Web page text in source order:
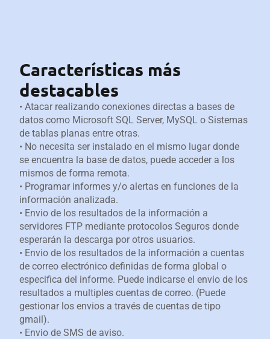
Características más
destacables
• Atacar realizando conexiones directas a bases de
datos como Microsoft SQL Server, MySQL o Sistemas
de tablas planas entre otras.
• No necesita ser instalado en el mismo lugar donde
se encuentra la base de datos, puede acceder a los
mismos de forma remota.
• Programar informes y/o alertas en funciones de la
información analizada.
• Envio de los resultados de la información a
servidores FTP mediante protocolos Seguros donde
esperarán la descarga por otros usuarios.
• Envio de los resultados de la información a cuentas
de correo electrónico definidas de forma global o
especifica del informe. Puede indicarse el envio de los
resultados a multiples cuentas de correo. (Puede
gestionar los envios a través de cuentas de tipo
gmail).
• Envio de SMS de aviso.